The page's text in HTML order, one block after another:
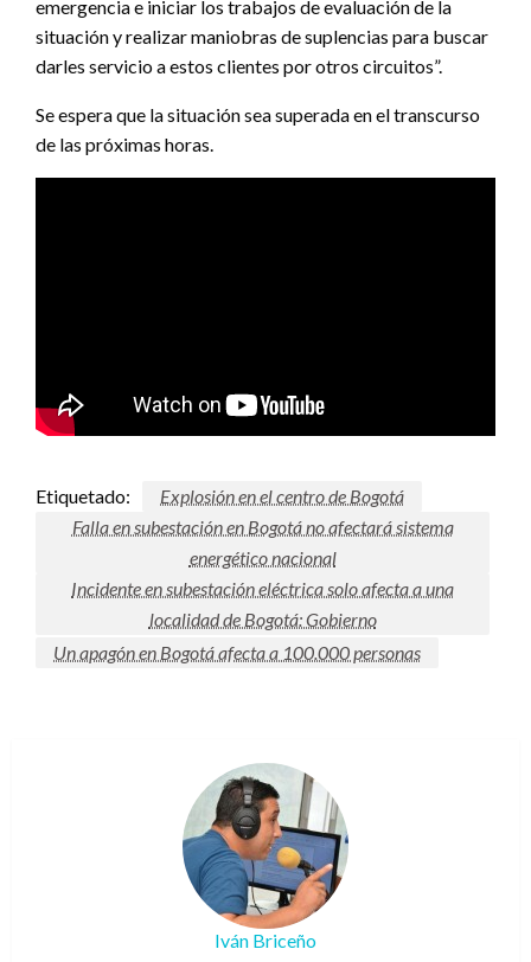
emergencia e iniciar los trabajos de evaluación de la
situación y realizar maniobras de suplencias para buscar
darles servicio a estos clientes por otros circuitos”.
Se espera que la situación sea superada en el transcurso
de las próximas horas.
Etiquetado:
Explosión en el centro de Bogotá
Falla en subestación en Bogotá no afectará sistema
energético nacional
Incidente en subestación eléctrica solo afecta a una
localidad de Bogotá: Gobierno
Un apagón en Bogotá afecta a 100.000 personas
Iván Briceño